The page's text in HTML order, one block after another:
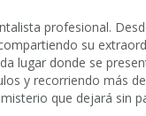
profesional.
su
lugar donde se
y recorriendo más
que dejará sin